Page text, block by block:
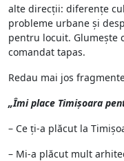
alte direcții: diferențe
probleme urbane și
pentru locuit. Glumește
comandat tapas.
Redau mai jos
„Îmi place Timișoara
– Ce ți-a plăcut la
– Mi-a plăcut mult